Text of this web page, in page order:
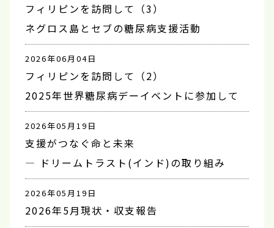
フィリピンを訪問して（3）
ネグロス島とセブの糖尿病支援活動
2026年06月04日
フィリピンを訪問して（2）
2025年世界糖尿病デーイベントに参加して
2026年05月19日
支援がつなぐ命と未来
― ドリームトラスト(インド)の取り組み
2026年05月19日
2026年5月現状・収支報告